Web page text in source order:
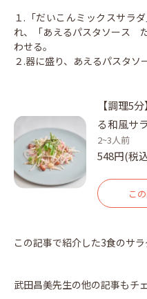
１.「だいこんミックスサラ
れ、「あえるパスタソース
わせる。
２.器に盛り、あえるパスタソ
【調理5
る和風サ
2~3人前
548円(税
こ
この記事で紹介した3食のサ
武田昌美先生の他の記事もチ